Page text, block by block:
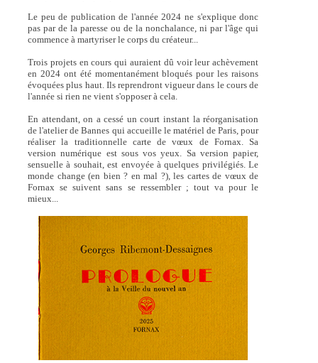
Le peu de publication de l'année 2024 ne s'explique donc
pas par de la paresse ou de la nonchalance, ni par l'âge qui
commence à martyriser le corps du créateur...
Trois projets en cours qui auraient dû voir leur achèvement
en 2024 ont été momentanément bloqués pour les raisons
évoquées plus haut. Ils reprendront vigueur dans le cours de
l'année si rien ne vient s'opposer à cela.
En attendant, on a cessé un court instant la réorganisation
de l'atelier de Bannes qui accueille le matériel de Paris, pour
réaliser la traditionnelle carte de vœux de Fornax. Sa
version numérique est sous vos yeux. Sa version papier,
sensuelle à souhait, est envoyée à quelques privilégiés. Le
monde change (en bien ? en mal ?), les cartes de vœux de
Fornax se suivent sans se ressembler ; tout va pour le
mieux...